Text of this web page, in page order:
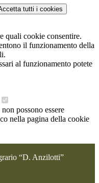
tutti i cookies
quali cookie consentire.
il funzionamento della
al funzionamento potete
possono essere
nella pagina della cookie
“D. Anzilotti”